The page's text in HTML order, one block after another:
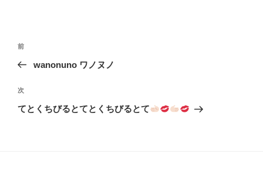
投
ビ
ゲ
前
の
稿
前
wanonuno ワノヌノ
次
の
次
てとくちびるとてとくちびるとて